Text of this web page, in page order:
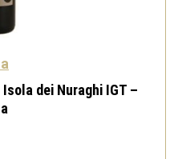
Isola dei Nuraghi IGT –